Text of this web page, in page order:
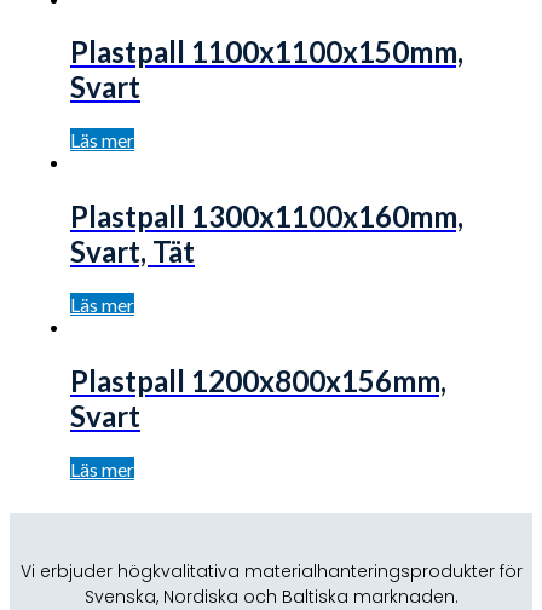
Plastpall 1100x1100x150mm,
Svart
Läs mer
Plastpall 1300x1100x160mm,
Svart, Tät
Läs mer
Plastpall 1200x800x156mm,
Svart
Läs mer
Vi erbjuder högkvalitativa materialhanteringsprodukter för
Svenska, Nordiska och Baltiska marknaden.